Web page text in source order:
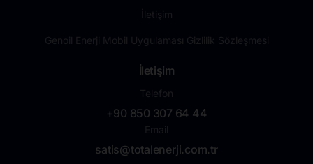
İletişim
Genoil Enerji Mobil Uygulaması Gizlilik Sözleşmesi
İletişim
Telefon
+90 850 307 64 44
Email
satis@totalenerji.com.tr